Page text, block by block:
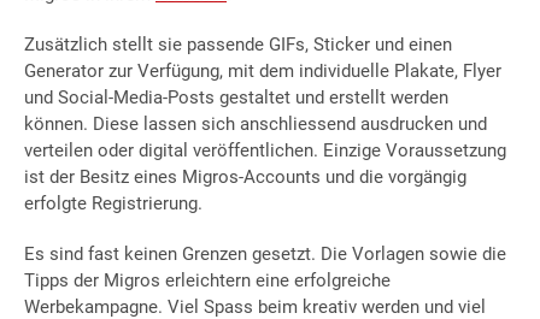
Zusätzlich stellt sie passende GIFs, Sticker und einen
Generator zur Verfügung, mit dem individuelle Plakate, Flyer
und Social-Media-Posts gestaltet und erstellt werden
können. Diese lassen sich anschliessend ausdrucken und
verteilen oder digital veröffentlichen. Einzige Voraussetzung
ist der Besitz eines Migros-Accounts und die vorgängig
erfolgte Registrierung.
Es sind fast keinen Grenzen gesetzt. Die Vorlagen sowie die
Tipps der Migros erleichtern eine erfolgreiche
Werbekampagne. Viel Spass beim kreativ werden und viel